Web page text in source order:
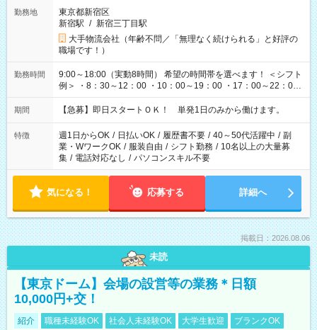
勤務地
東京都新宿区
新宿駅 / 新宿三丁目駅
大手物流会社（年齢不問／「無理なく続けられる」と好評の
職場です！）
勤務時間
9:00～18:00（実動8時間） 希望の時間帯を選べます！ ＜シフト
例＞ ・8：30～12：00 ・10：00～19：00 ・17：00～22：00
・13：00～22：00 ・22：00～翌6：00 など
期間 【急募】即日スタートＯＫ！ 単発1日のみから働けます。
特徴 週1日からOK / 日払いOK / 履歴書不要 / 40～50代活躍中 / 副
業・WワークOK / 服装自由 / シフト勤務 / 10名以上の大量募
集 / 電話対応なし / パソコンスキル不要
気になる！ 応募する 詳細へ
掲載日：2026.08.06
未読
【東京ドーム】会場の設営等の業務＊日額
10,000円+交！
紹介 職種未経験OK 社会人未経験OK 大学生歓迎 ブランクOK